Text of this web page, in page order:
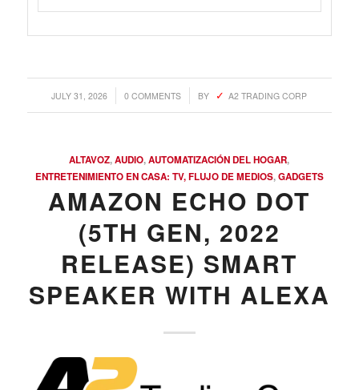
JULY 31, 2026
/ 0 COMMENTS
/ BY A2 TRADING CORP
ALTAVOZ,AUDIO,AUTOMATIZACIÓN DEL HOGAR,
ENTRETENIMIENTO EN CASA: TV, FLUJO DE MEDIOS,GADGETS
AMAZON ECHO DOT
(5TH GEN, 2022
RELEASE) SMART
SPEAKER WITH ALEXA